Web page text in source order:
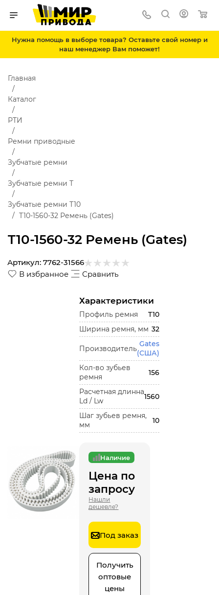
Нужна помощь в выборе товара? Оставьте свой номер и
наш менеджер Вам поможет!
T10-1560-32 Ремень (Gates)
Главная
Каталог
РТИ
Ремни приводные
Зубчатые ремни
Зубчатые ремни Т
Зубчатые ремни Т10
T10-1560-32 Ремень (Gates)
В избранное Сравнить
Артикул: 7762-31566
Характеристики
Профиль ремня
T10
Ширина ремня, мм 32
Производитель
Gates
(США)
Кол-во зубьев
ремня
156
Расчетная длинна
Ld / Lw
1560
Шаг зубьев ремня,
мм
10
Наличие
Цена по
запросу
Нашли
дешевле?
Под заказ
Получить
оптовые
цены